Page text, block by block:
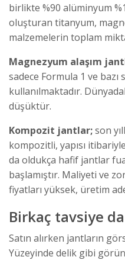
birlikte %90 alüminyum
oluşturan titanyum,
malzemelerin toplam
Magnezyum alaşım
sadece Formula 1 ve bazı
kullanılmaktadır.
düşüktür.
Kompozit jantlar;son
kompozitli, yapısı
da oldukça hafif jantlar
başlamıştır. Maliyeti ve
fiyatları yüksek, üretim
Birkaç tavsiye
Satın alırken jantların
Yüzeyinde delik gibi